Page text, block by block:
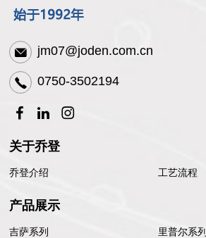
jm07@joden.com.cn
0750-3502194
关于乔登
乔登介绍 工艺流程
产品展示
吉萨系列
里普尔系列